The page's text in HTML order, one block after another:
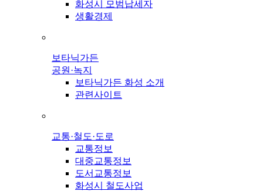
화성시 모범납세자
생활경제
보타닉가든
공원·녹지
보타닉가든 화성 소개
관련사이트
교통·철도·도로
교통정보
대중교통정보
도서교통정보
화성시 철도사업